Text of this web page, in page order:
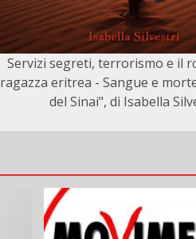
Servizi segreti, terrorismo e il
ragazza eritrea - Sangue e
del Sinai", di Isabella